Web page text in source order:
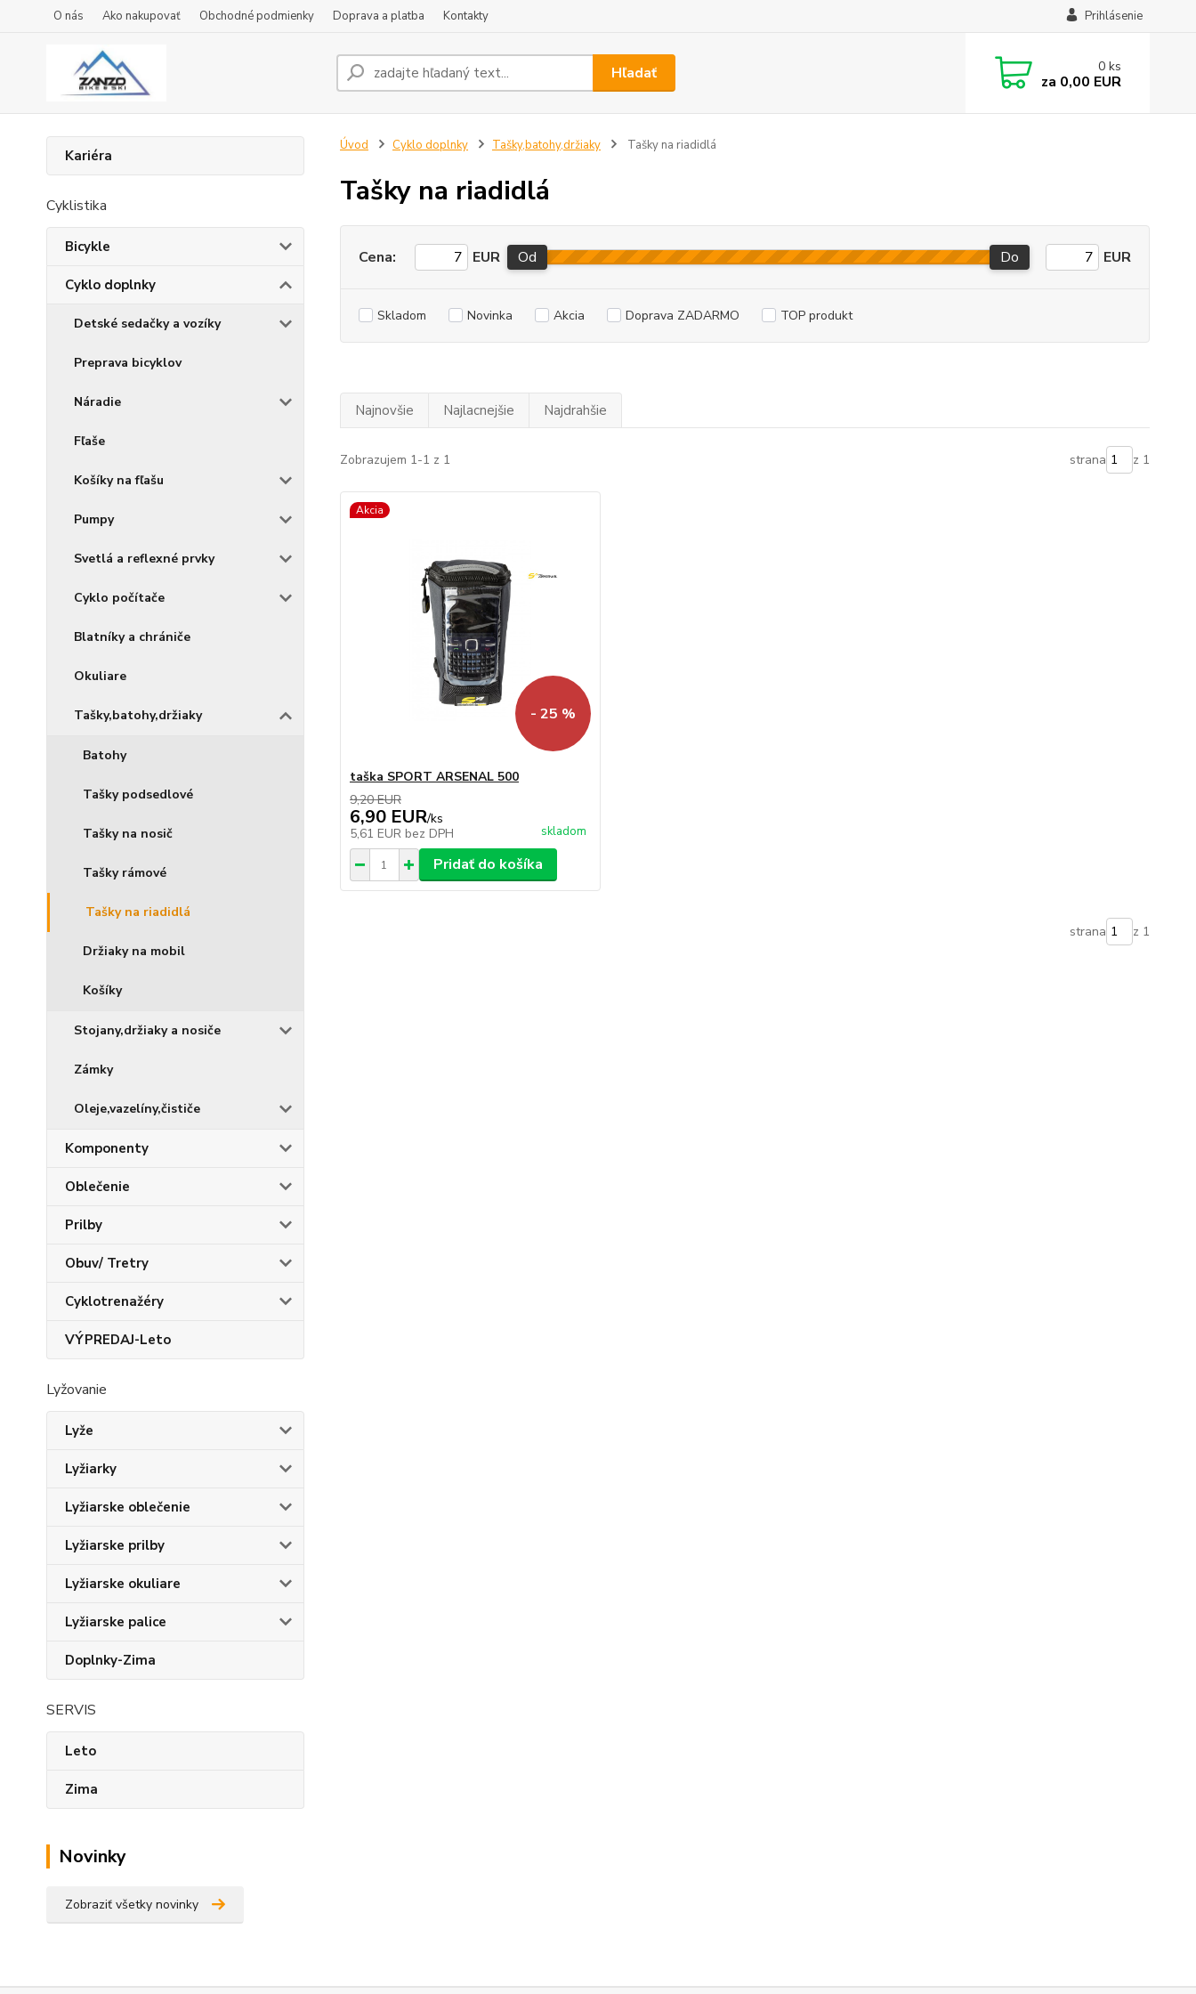
O nás Ako nakupovať Obchodné podmienky Doprava a platba Kontakty Prihlásenie
Hľadať 0 ks
za 0,00 EUR
Kariéra
Cyklistika
Bicykle
Cyklo doplnky
Detské sedačky a vozíky
Preprava bicyklov
Náradie
Fľaše
Košíky na fľašu
Pumpy
Svetlá a reflexné prvky
Cyklo počítače
Blatníky a chrániče
Okuliare
Tašky,batohy,držiaky
Batohy
Tašky podsedlové
Tašky na nosič
Tašky rámové
Tašky na riadidlá
Držiaky na mobil
Košíky
Stojany,držiaky a nosiče
Zámky
Oleje,vazelíny,čističe
Komponenty
Oblečenie
Prilby
Obuv/ Tretry
Cyklotrenažéry
VÝPREDAJ-Leto
Lyžovanie
Lyže
Lyžiarky
Lyžiarske oblečenie
Lyžiarske prilby
Lyžiarske okuliare
Lyžiarske palice
Doplnky-Zima
SERVIS
Leto
Zima
Novinky
Zobraziť všetky novinky
Úvod Cyklo doplnky Tašky,batohy,držiaky Tašky na riadidlá
Tašky na riadidlá
Cena: EUR Od Do EUR
Skladom Novinka Akcia Doprava ZADARMO TOP produkt
Najnovšie Najlacnejšie Najdrahšie
Zobrazujem 1-1 z 1 strana z 1
Akcia
- 25 %
taška SPORT ARSENAL 500
9,20 EUR
6,90 EUR/ks
5,61 EUR bez DPH skladom
Pridať do košíka
strana z 1